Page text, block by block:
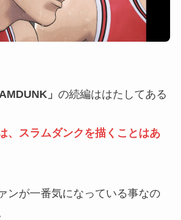
」 の続編ははたしてある
、スラムダンクを描くことはあ
ンが一番気になっている事なの